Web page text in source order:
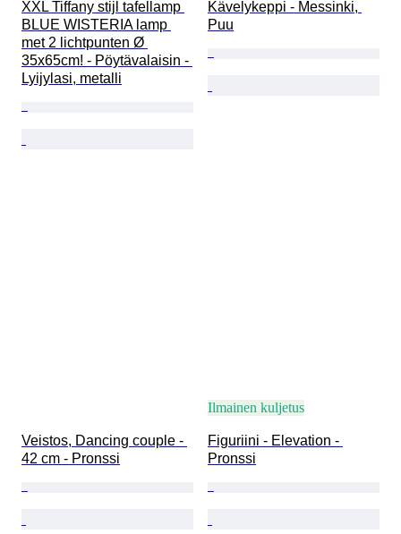
XXL Tiffany stijl tafellamp
BLUE WISTERIA lamp
met 2 lichtpunten Ø
35x65cm! - Pöytävalaisin -
Lyijylasi, metalli
Kävelykeppi - Messinki,
Puu
Veistos, Dancing couple -
42 cm - Pronssi
Ilmainen kuljetus
Figuriini - Elevation -
Pronssi